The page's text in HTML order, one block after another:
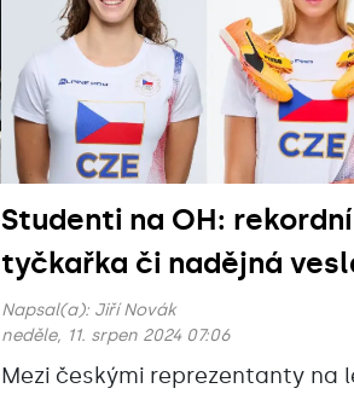
Studenti na OH: rekordní
tyčkařka či nadějná
Napsal(a): Jiří Novák
neděle, 11. srpen 2024 07:06
Mezi českými reprezentanty na